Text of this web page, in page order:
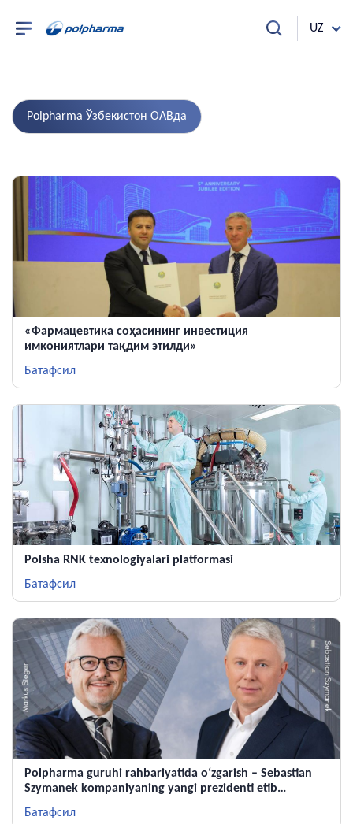
UZ
Polpharma Ўзбекистон ОАВда
«Фармацевтика соҳасининг инвестиция
имкониятлари тақдим этилди»
Батафсил
Polsha RNK texnologiyalari platformasi
Батафсил
Polpharma guruhi rahbariyatida o‘zgarish – Sebastian
Szymanek kompaniyaning yangi prezidenti etib
Батафсил